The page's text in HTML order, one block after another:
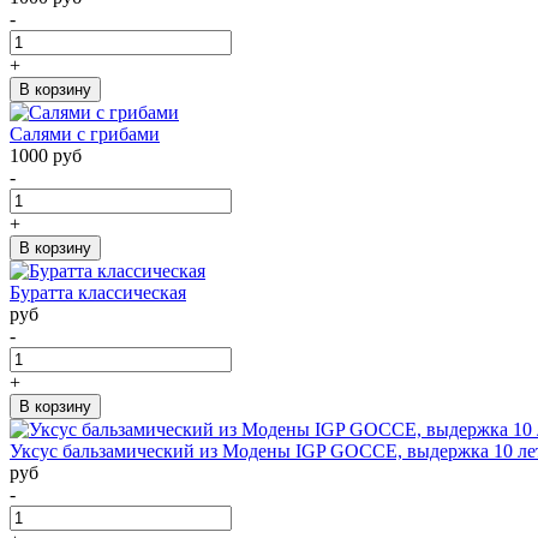
-
+
В корзину
Салями с грибами
1000 руб
-
+
В корзину
Буратта классическая
руб
-
+
В корзину
Уксус бальзамический из Модены IGP GOCCE, выдержка 10
руб
-